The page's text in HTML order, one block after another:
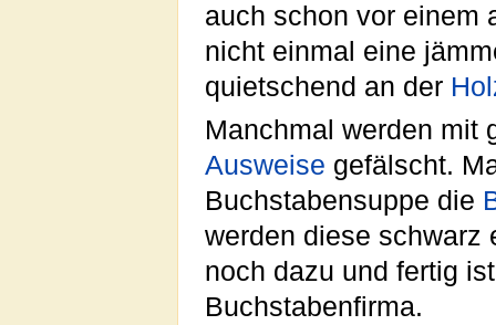
auch schon vor einem
nicht einmal eine
quietschend an der
Manchmal werden mit
Ausweise gefälscht.
Buchstabensuppe die
werden diese
noch dazu und fertig
Buchstabenfirma.